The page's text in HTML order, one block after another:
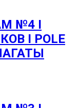
№4 I
I POLE